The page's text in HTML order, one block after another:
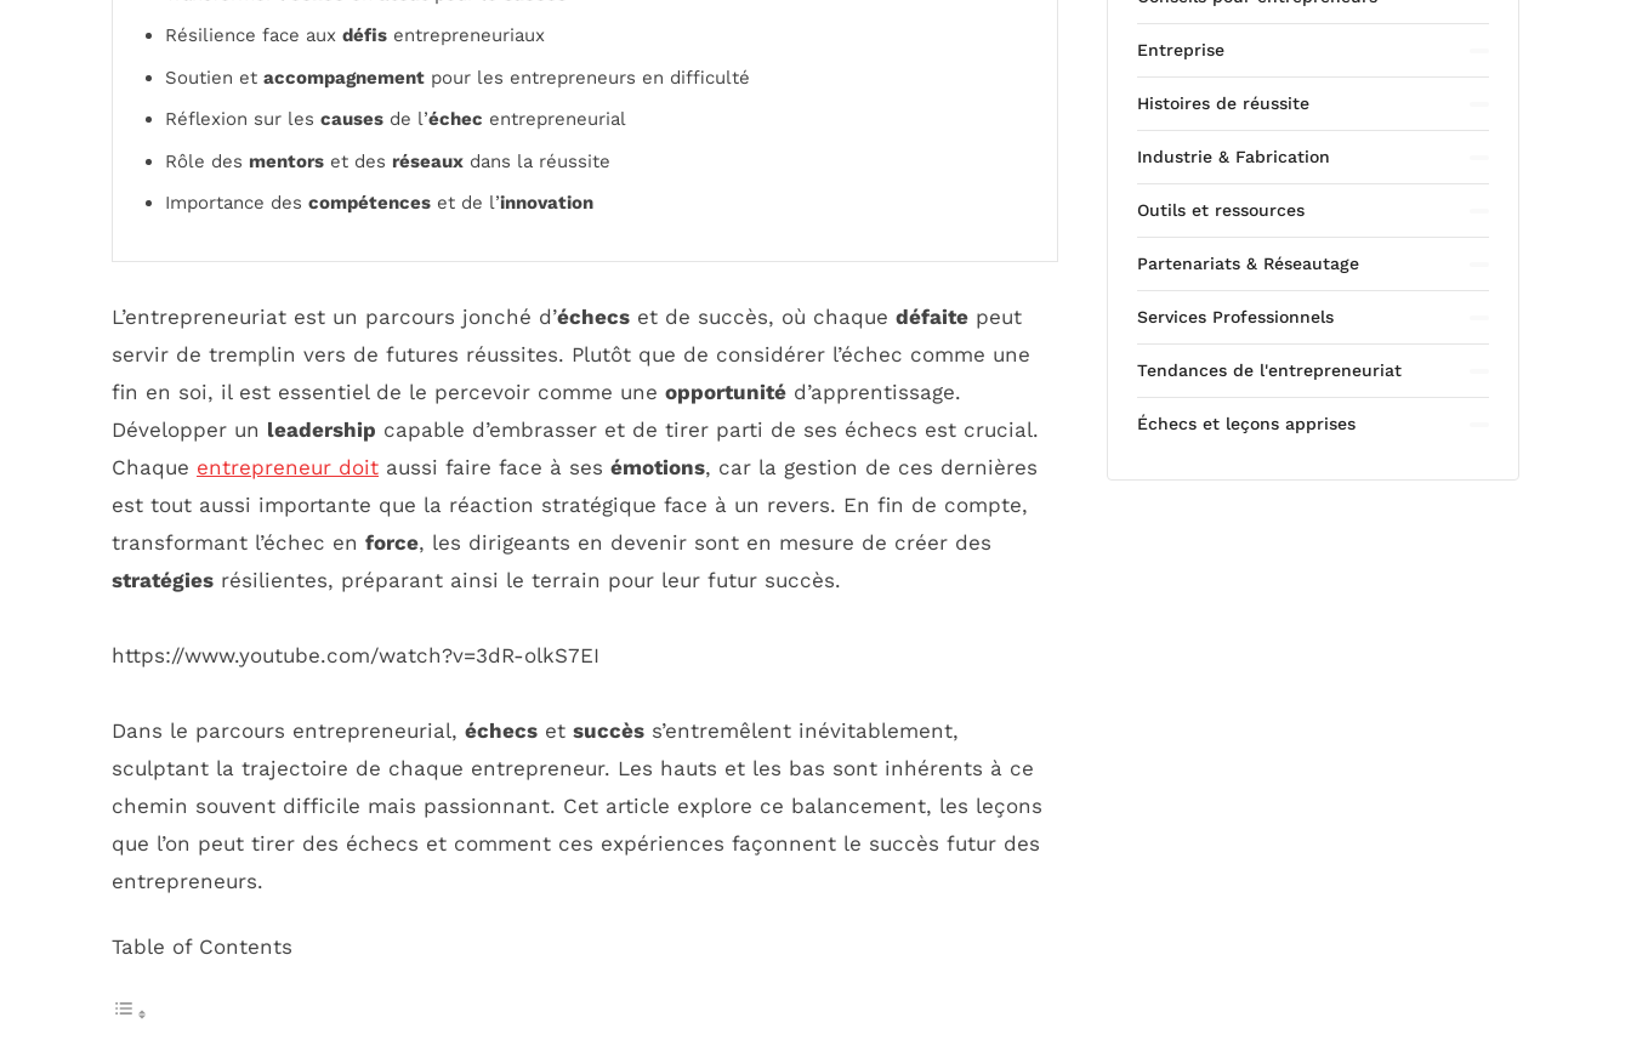
Résilience face aux défis entrepreneuriaux
Soutien et accompagnement pour les entrepreneurs en difficulté
Réflexion sur les causes de l’échec entrepreneurial
Rôle des mentors et des réseaux dans la réussite
Importance des compétences et de l’innovation
L’entrepreneuriat est un parcours jonché d’échecs et de succès, où chaque défaite peut
servir de tremplin vers de futures réussites. Plutôt que de considérer l’échec comme une
fin en soi, il est essentiel de le percevoir comme une opportunité d’apprentissage.
Développer un leadership capable d’embrasser et de tirer parti de ses échecs est crucial.
Chaque entrepreneur doit aussi faire face à ses émotions, car la gestion de ces dernières
est tout aussi importante que la réaction stratégique face à un revers. En fin de compte,
transformant l’échec en force, les dirigeants en devenir sont en mesure de créer des
stratégies résilientes, préparant ainsi le terrain pour leur futur succès.
https://www.youtube.com/watch?v=3dR-olkS7EI
Dans le parcours entrepreneurial, échecs et succès s’entremêlent inévitablement,
sculptant la trajectoire de chaque entrepreneur. Les hauts et les bas sont inhérents à ce
chemin souvent difficile mais passionnant. Cet article explore ce balancement, les leçons
que l’on peut tirer des échecs et comment ces expériences façonnent le succès futur des
entrepreneurs.
Table of Contents
Entreprise
Histoires de réussite
Industrie & Fabrication
Outils et ressources
Partenariats & Réseautage
Services Professionnels
Tendances de l'entrepreneuriat
Échecs et leçons apprises